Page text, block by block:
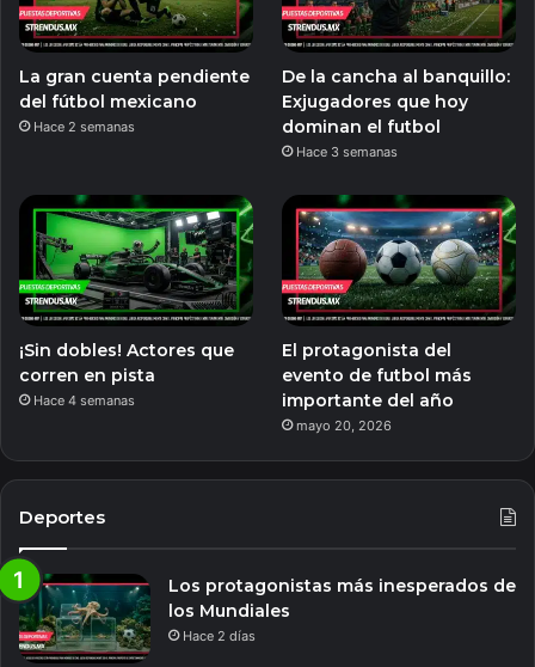
La gran cuenta pendiente
del fútbol mexicano
Hace 2 semanas
De la cancha al banquillo:
Exjugadores que hoy
dominan el futbol
Hace 3 semanas
¡Sin dobles! Actores que
corren en pista
Hace 4 semanas
El protagonista del
evento de futbol más
importante del año
mayo 20, 2026
Deportes
Los protagonistas más inesperados de
los Mundiales
Hace 2 días